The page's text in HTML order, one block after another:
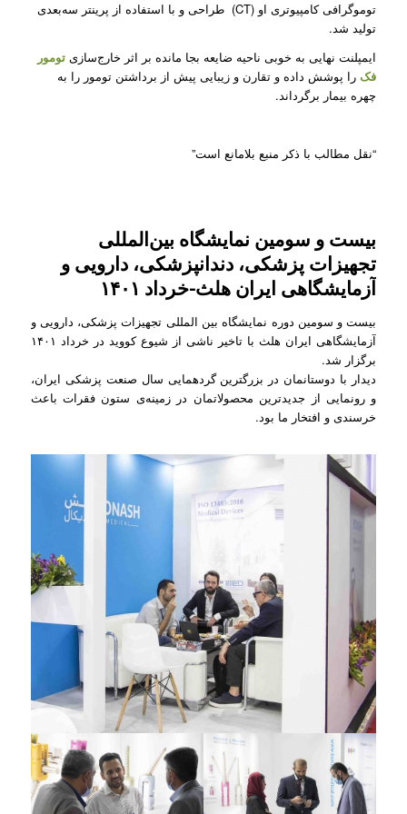
توموگرافی کامپیوتری او (CT) طراحی و با استفاده از پرینتر سه‌بعدی
تولید شد.
ایمپلنت نهایی به خوبی ناحیه ضایعه بجا مانده بر اثر خارج‌سازی تومور
فکرا پوشش داده و تقارن و زیبایی پیش از برداشتن تومور را به
چهره بیمار برگرداند.
“نقل مطالب با ذکر منبع بلامانع است”
بیست و سومین نمایشگاه بین‌المللی
تجهیزات پزشکی، دندانپزشکی، دارویی و
آزمایشگاهی ایران هلث-خرداد ۱۴۰۱
بیست و سومین دوره نمایشگاه بین المللی تجهیزات پزشکی، دارویی و
آزمایشگاهی ایران هلث با تاخیر ناشی از شیوع کووید در خرداد ۱۴۰۱
برگزار شد.
دیدار با دوستانمان در بزرگترین گردهمایی سال صنعت پزشکی ایران،
و رونمایی از جدیدترین محصولاتمان در زمینه‌ی ستون فقرات باعث
خرسندی و افتخار ما بود.